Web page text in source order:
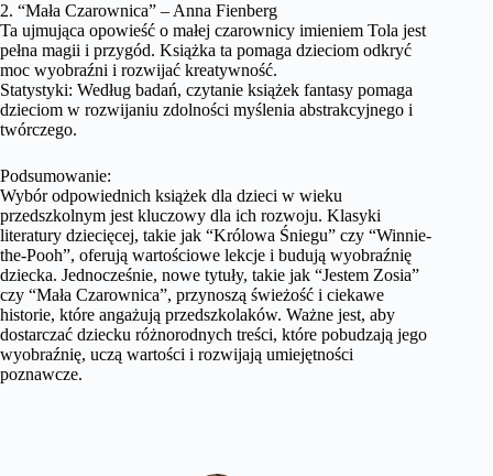
2. “Mała Czarownica” – Anna Fienberg
Ta ujmująca opowieść o małej czarownicy imieniem Tola jest
pełna magii i przygód. Książka ta pomaga dzieciom odkryć
moc wyobraźni i rozwijać kreatywność.
Statystyki: Według badań, czytanie książek fantasy pomaga
dzieciom w rozwijaniu zdolności myślenia abstrakcyjnego i
twórczego.
Podsumowanie:
Wybór odpowiednich książek dla dzieci w wieku
przedszkolnym jest kluczowy dla ich rozwoju. Klasyki
literatury dziecięcej, takie jak “Królowa Śniegu” czy “Winnie-
the-Pooh”, oferują wartościowe lekcje i budują wyobraźnię
dziecka. Jednocześnie, nowe tytuły, takie jak “Jestem Zosia”
czy “Mała Czarownica”, przynoszą świeżość i ciekawe
historie, które angażują przedszkolaków. Ważne jest, aby
dostarczać dziecku różnorodnych treści, które pobudzają jego
wyobraźnię, uczą wartości i rozwijają umiejętności
poznawcze.